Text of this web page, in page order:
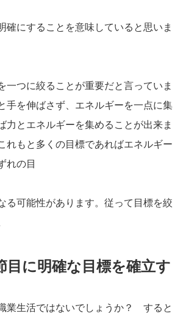
確にすることを意味していると思いま
一つに絞ることが重要だと言っていま
手を伸ばさず、エネルギーを一点に集
力とエネルギーを集めることが出来ま
れもと多くの目標であればエネルギー
れの目
る可能性があります。従って目標を絞
に明確な目標を確立す
業生活ではないでしょうか？ すると